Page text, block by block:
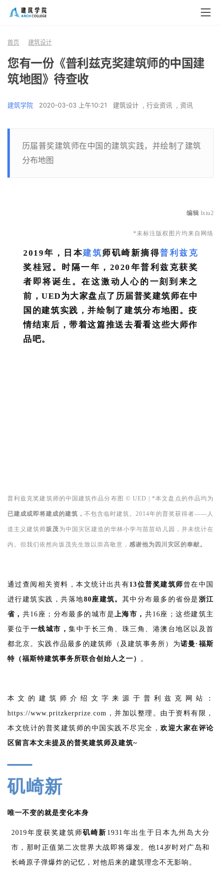
首页 建筑设计
您有一份《普利兹克奖建筑师的中国建
筑地图》待查收
建筑学院 2020-03-03 上午10:21 建筑设计 , 行业资讯 , 资讯
历届普奖建筑师在中国的建筑实践，并绘制了建筑
分布地图
编辑 lxiu2
*未标注版权图片均来自网络
2019年，日本建筑师矶崎新摘得普利兹克
奖桂冠。时隔一年， 2020年普利兹克获奖
者即将诞生。在这激动人心的一刻到来之
前，UED为大家盘点了历届普奖建筑师在中
国的建筑实践，并绘制了建筑分布地图。疫
情结束后，带着这篇推送去看看这些大师作
品吧。
普利兹克奖建筑师的中国建筑作品分布图 © UED | *本文盘点的作品均为
已建成或即将建成的建筑， 不包含临时建筑。2014年的普奖获得者——人
道主义建筑师坂茂 为中国灾区建造的华林小学与苗苗幼儿园，并未统计在
内。但我们依然向坂茂先生致以崇高敬意， 感谢他为四川灾区的奉献。
通过查阅相关资料，本文统计出共有13位普奖建筑师 曾在中国
进行建筑实践，共落地80座建筑。 其中分布最多的省份是 浙江
省， 共16座；分布最多的城市是 上海市， 共16座；这些建筑主
要位于一线城市， 集中于长三角、珠三角、港澳台地区以及首
都北京。实践作品最多的建筑师（及建筑事务所）为诺曼·福斯
特（福斯特建筑事务所联合创始人之一）
。
本文的建筑师介绍文字来源于普利兹克网站：
https://www.pritzkerprize.com，并加以整理。由于资料有限，
本文统计的普奖建筑师的中国实践不尽完全， 欢迎大家在评论
区留言本文未提及的普奖建筑师及建筑~
—
矶崎新
唯一不变的就是变化本身
2019年度获奖建筑师矶崎新 1931年出生于日本九州岛大分
市，那时正值第二次世界大战即将爆发。他14岁时对广岛和
长崎原子弹爆炸的记忆，对他后来的建筑理念不无影响。